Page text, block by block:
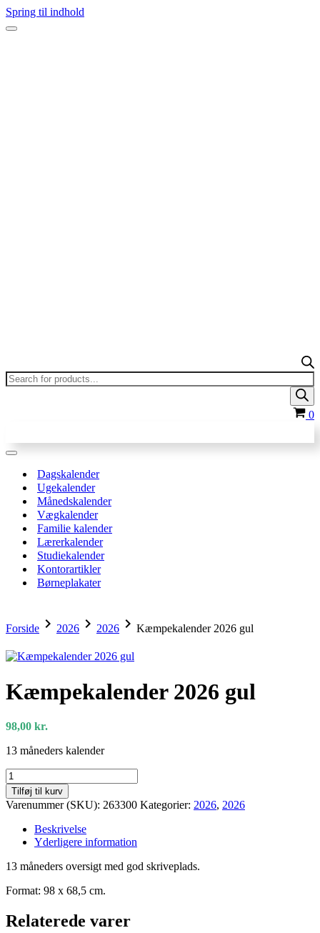
Spring til indhold
Navigation
Products
search
0
Navigation
Dagskalender
Ugekalender
Månedskalender
Vægkalender
Familie kalender
Lærerkalender
Studiekalender
Kontorartikler
Børneplakater
Forside chevron_right 2026 chevron_right 2026 chevron_right Kæmpekalender 2026 gul
Kæmpekalender 2026 gul
98,00 kr.
13 måneders kalender
Kæmpekalender
2026
gul
antal
Tilføj til kurv
Varenummer (SKU): 263300 Kategorier: 2026, 2026
Beskrivelse
Yderligere information
13 måneders oversigt med god skriveplads.
Format: 98 x 68,5 cm.
Relaterede varer